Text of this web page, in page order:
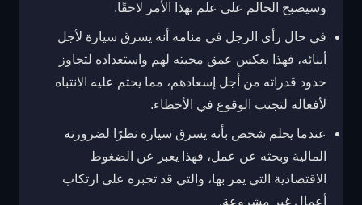
وسيصبح الحالم على علم بهذا الأمر لاحقًا.
في حال رأى الرجل في منامه أنه يسرق سيارة لأجل
أبنائه، فهذا يعكس عمق محبته لهم واستعداده لتجاوز
حدود قدراته من أجل إسعادهم، مما يحتم عليه الانتباه
لأفعاله لتجنب الوقوع في الأخطاء.
عندما يحلم شخص بأنه يسرق سيارة نظرًا لضرورته
المالية وبحثه عن عمل، فهذا يعبر عن الضغوط
الاقتصادية التي يمر بها، والتي قد تجبره على ارتكاب
أعمال غير مشروعة.